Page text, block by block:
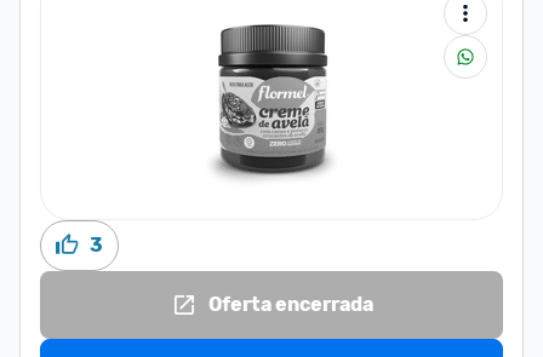
3
Oferta encerrada